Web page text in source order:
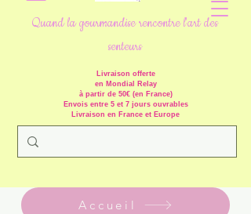
Livraison offerte
en Mondial Relay
à partir de 50€ (en France)
Envois entre 5 et 7 jours ouvrables
Livraison en France et Europe
Quand la gourmandise rencontre l'art des
senteurs
Accueil